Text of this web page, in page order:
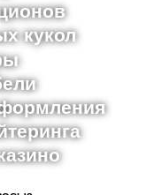
кукол